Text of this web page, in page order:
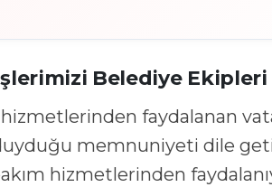
İşlerimizi Belediye Ekipleri
faydalanan
memnuniyeti dile
hizmetlerinden